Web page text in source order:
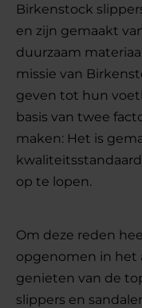
Birkenstock
en zijn gemaakt
duurzaam
missie van
geven tot hun
basis van twee
maken: Het is
op te lopen.
Om deze reden
opgenomen in het
genieten van de
slippers en